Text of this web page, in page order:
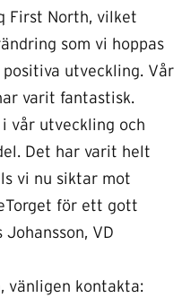
First North, vilket
som vi hoppas
utveckling. Vår
varit fantastisk.
vår utveckling och
Det har varit helt
vi nu siktar mot
för ett gott
Johansson, VD
vänligen kontakta: